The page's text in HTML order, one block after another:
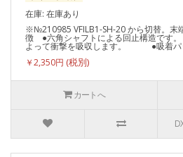
在庫: 在庫あり
※№210985 VFILB1-SH-20 から切替。末
徴 ●六角シャフトによる回止構造で
よって衝撃を吸収します。 ●吸着パ
￥2,350円
カートへ